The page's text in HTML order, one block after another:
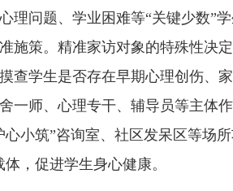
理问题、学业困难等“关键少数”
施策。精准家访对象的特殊性决
查学生是否存在早期心理创伤、
一师、心理专干、辅导员等主体
小筑”咨询室、社区发呆区等场
，促进学生身心健康。